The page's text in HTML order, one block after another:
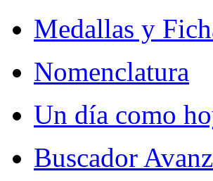
Medallas y
Nomenclatura
Un día como
Buscador